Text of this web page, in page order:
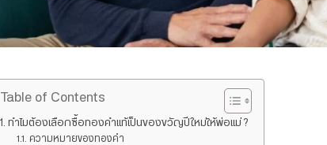
Table of Contents
ทำไมต้องเลือกซื้อทองคำแท้เป็นของขวัญปีใหม่ให้พ่อแม่ ?
ความหมายของทองคำ